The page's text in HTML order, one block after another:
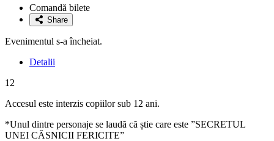
favoriteComandă bilete
Share
Evenimentul s-a încheiat.
Detalii
12
Accesul este interzis copiilor sub 12 ani.
*Unul dintre personaje se laudă că știe care este ”SECRETUL
UNEI CĂSNICII FERICITE”